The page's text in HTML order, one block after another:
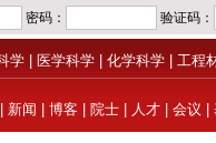
学 医学科学 化学科学 工程
新闻 博客 院士 人才 会议